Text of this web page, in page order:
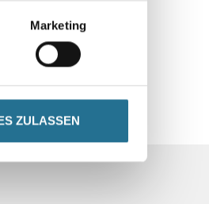
Marketing
ZULASSEN
SPEZIFIKATIONEN